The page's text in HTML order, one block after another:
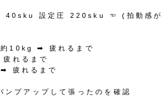
40sku 設定圧 220sku ☜ ( 拍動感が
約 10kg➡︎
疲れるまで
疲れるまで
➡︎ 疲れるまで
ンプアップして張ったのを確認